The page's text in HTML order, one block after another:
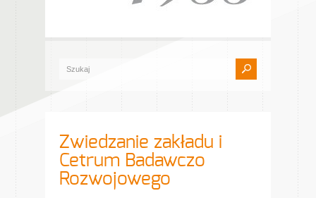
Zwiedzanie zakładu i
Cetrum Badawczo
Rozwojowego